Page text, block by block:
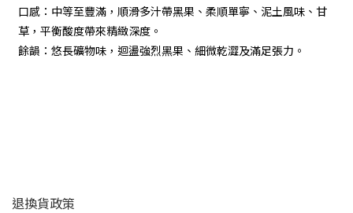
口感：中等至豐滿，順滑多汁帶黑果、柔順單寧、泥土風味、甘
草，平衡酸度帶來精緻深度。
餘韻：悠長礦物味，迴盪強烈黑果、細微乾澀及滿足張力。
退換貨政策